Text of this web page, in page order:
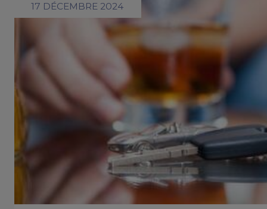
17 DÉCEMBRE 2024